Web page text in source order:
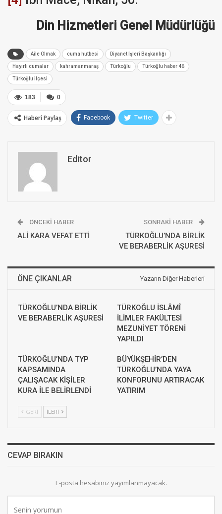
Din Hizmetleri Genel Müdürlüğü
Aile Olmak cuma hutbesi Diyanet İşleri Başkanlığı
Hayırlı cumalar kahramanmaraş Türkoğlu Türkoğlu haber 46
Türkoğlu ilçesi
0
183
Haberi Paylaş Facebook Twitter
Editor
ÖNCEKI HABER
ALİ KARA VEFAT ETTİ
SONRAKI HABER
TÜRKOĞLU’NDA BİRLİK
VE BERABERLİK AŞURESİ
ÖNE ÇIKANLAR Yazarın Diğer Haberleri
TÜRKOĞLU’NDA BİRLİK
VE BERABERLİK AŞURESİ
TÜRKOĞLU İSLÂMÎ
İLİMLER FAKÜLTESİ
MEZUNİYET TÖRENİ
YAPILDI
TÜRKOĞLU’NDA TYP
KAPSAMINDA
ÇALIŞACAK KİŞİLER
KURA İLE BELİRLENDİ
BÜYÜKŞEHİR’DEN
TÜRKOĞLU’NDA YAYA
KONFORUNU ARTIRACAK
YATIRIM
GERI İLERI
CEVAP BIRAKIN
E-posta hesabınız yayımlanmayacak.